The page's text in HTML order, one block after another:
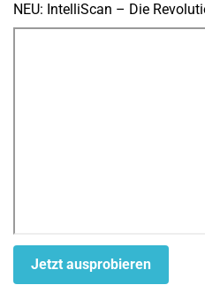
NEU: IntelliScan – Die
Jetzt ausprobieren